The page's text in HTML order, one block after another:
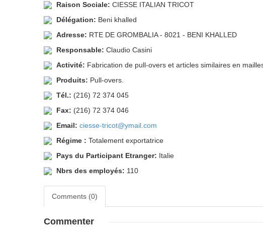
Raison Sociale: CIESSE ITALIAN TRICOT
Délégation: Beni khalled
Adresse: RTE DE GROMBALIA - 8021 - BENI KHALLED
Responsable: Claudio Casini
Activité: Fabrication de pull-overs et articles similaires en
Produits: Pull-overs.
Tél.: (216) 72 374 045
Fax: (216) 72 374 046
Email: ciesse-tricot@ymail.com
Régime : Totalement exportatrice
Pays du Participant Etranger: Italie
Nbrs des employés: 110
Comments (0)
Commenter